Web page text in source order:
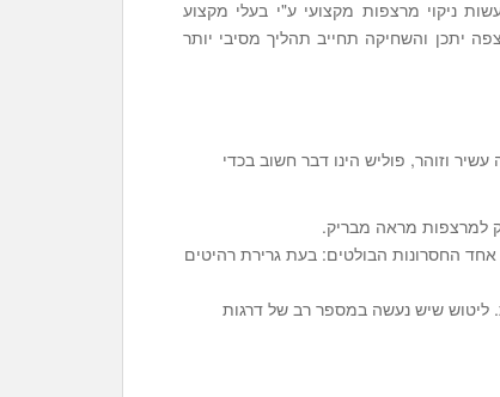
ניקוי מרצפות מקצועי ע"י בעלי מקצוע
יתכן והשחיקה תחייב תהליך מסיבי יותר
וזוהר, פוליש הינו דבר חשוב בכדי
למרצפות מראה מבריק.
החסרונות הבולטים: בעת גרירת רהיטים
שיש נעשה במספר רב של דרגות